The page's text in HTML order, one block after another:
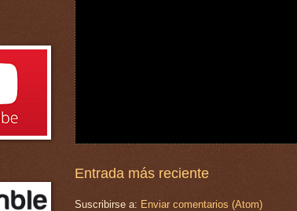
Entrada más reciente
Suscribirse a: Enviar comentarios (Atom)